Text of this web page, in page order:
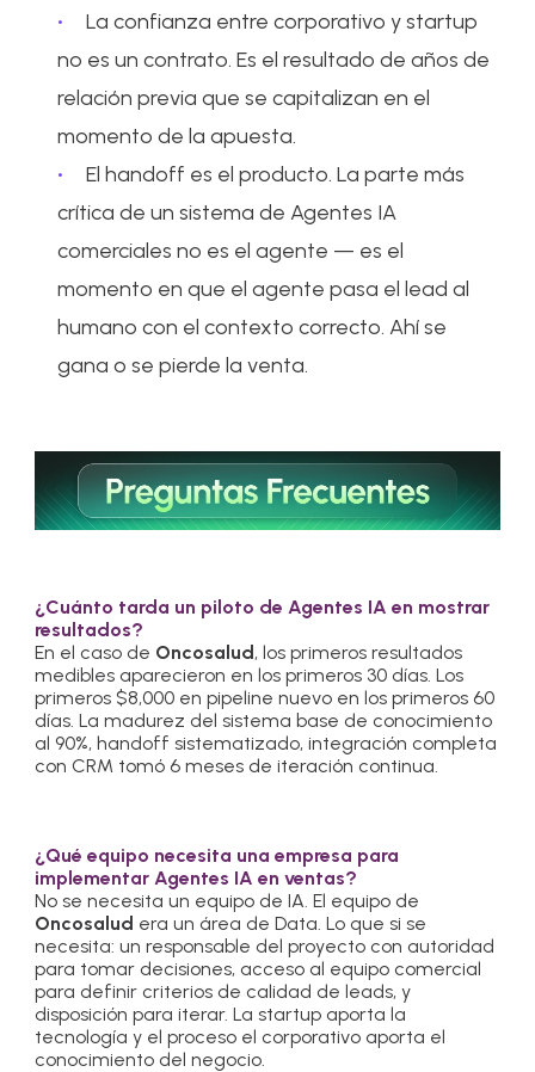
La confianza entre corporativo y startup
no es un contrato. Es el resultado de años de
relación previa que se capitalizan en el
momento de la apuesta.
El handoff es el producto. La parte más
crítica de un sistema de Agentes IA
comerciales no es el agente — es el
momento en que el agente pasa el lead al
humano con el contexto correcto. Ahí se
gana o se pierde la venta.
¿Cuánto tarda un piloto de Agentes IA en mostrar
resultados?
En el caso de Oncosalud, los primeros resultados
medibles aparecieron en los primeros 30 días. Los
primeros $8,000 en pipeline nuevo en los primeros 60
días. La madurez del sistema base de conocimiento
al 90%, handoff sistematizado, integración completa
con CRM tomó 6 meses de iteración continua.
¿Qué equipo necesita una empresa para
implementar Agentes IA en ventas?
No se necesita un equipo de IA. El equipo de
Oncosalud era un área de Data. Lo que si se
necesita: un responsable del proyecto con autoridad
para tomar decisiones, acceso al equipo comercial
para definir criterios de calidad de leads, y
disposición para iterar. La startup aporta la
tecnología y el proceso el corporativo aporta el
conocimiento del negocio.